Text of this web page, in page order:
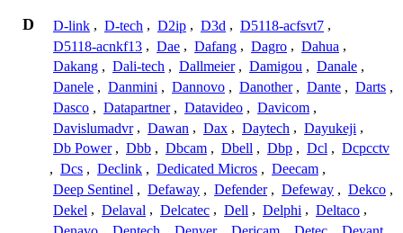
D D-link , D-tech , D2ip , D3d , D5118-acfsvt7 ,
D5118-acnkf13 , Dae , Dafang , Dagro , Dahua ,
Dakang , Dali-tech , Dallmeier , Damigou , Danale ,
Danele , Danmini , Dannovo , Danother , Dante , Darts ,
Dasco , Datapartner , Datavideo , Davicom ,
Davislumadvr , Dawan , Dax , Daytech , Dayukeji ,
Db Power , Dbb , Dbcam , Dbell , Dbp , Dcl , Dcpcctv
, Dcs , Declink , Dedicated Micros , Deecam ,
Deep Sentinel , Defaway , Defender , Defeway , Dekco ,
Dekel , Delaval , Delcatec , Dell , Delphi , Deltaco ,